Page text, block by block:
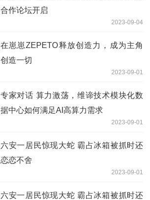
合作论坛开启
2023-09-04
在崽崽ZEPETO释放创造力，成为主角
创造一切
2023-09-01
专家对话 算力激荡，维谛技术模块化数
据中心如何满足AI高算力需求
2023-09-01
六安一居民惊现大蛇 霸占冰箱被抓时还
恋恋不舍
2023-09-01
六安一居民惊现大蛇 霸占冰箱被抓时还